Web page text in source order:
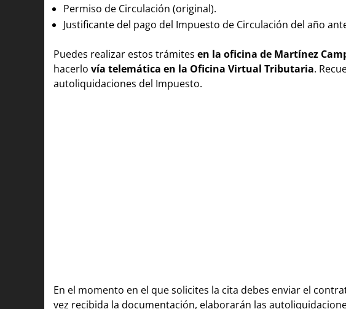
Permiso de Circulación (original).
Justificante del pago del Impuesto de Circulación del año
Puedes realizar estos trámites en la oficina de Martínez
hacerlo vía telemática en la Oficina Virtual Tributaria.
autoliquidaciones del Impuesto.
En el momento en el que solicites la cita debes enviar el
vez recibida la documentación, elaborarán las